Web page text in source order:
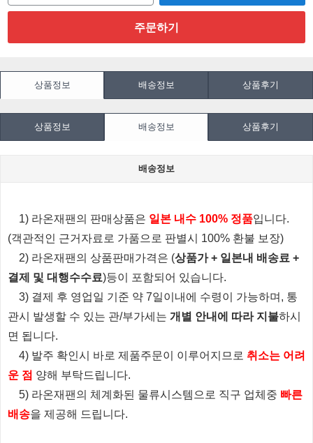
상품정보 배송정보 상품후기
상품정보 배송정보 상품후기
배송정보
1) 라온재팬의 판매상품은 일본 내수 100% 정품입니다.
(객관적인 근거자료로 가품으로 판별시 100% 환불 보장)
2) 라온재팬의 상품판매가격은 (상품가 + 일본내 배송료 +
결제 및 대행수수료)등이 포함되어 있습니다.
3) 결제 후 영업일 기준 약 7일이내에 수령이 가능하며, 통
관시 발생할 수 있는 관/부가세는 개별 안내에 따라 지불하시
면 됩니다.
4) 발주 확인시 바로 제품주문이 이루어지므로 취소는 어려
운 점 양해 부탁드립니다.
5) 라온재팬의 체계화된 물류시스템으로 직구 업체중 빠른
배송을 제공해 드립니다.